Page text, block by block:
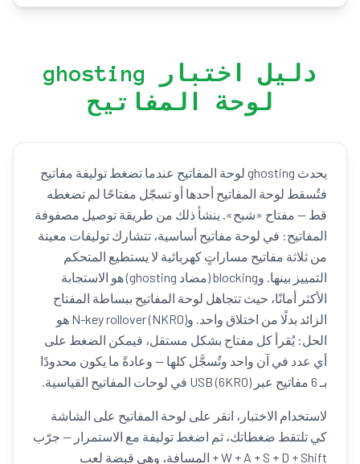
دليل اختبار ghosting
لوحة المفاتيح
يحدث ghosting لوحة المفاتيح عندما تضغط توليفة مفاتيح
فتُسقط لوحة المفاتيح أحدها أو تسجّل مفتاحًا لم تضغطه
قط — مفتاح «شبح». ينشأ ذلك من طريقة توصيل مصفوفة
المفاتيح: في لوحة مفاتيح أساسية، تتشارك توليفات معينة
من ثلاثة مفاتيح مساراتٍ كهربائية لا يستطيع المتحكم
التمييز بينها. وblocking (مضاد ghosting) هو الاستجابة
الأكثر أمانًا، حيث تتجاهل لوحة المفاتيح ببساطة المفتاح
الزائد بدلًا من اختلاق واحد. وN-key rollover (NKRO) هو
الحل: يُقرأ كل مفتاح بشكل مستقل، فيمكن الضغط على
أي عدد في آن واحد وتُسجَّل كلها — وعادةً ما يكون محدودًا
بـ 6 مفاتيح عبر USB (6KRO) في لوحات المفاتيح القياسية.
لاستخدام الاختبار، انقر على لوحة المفاتيح على الشاشة
كي تلتقط ضغطاتك، ثم اضغط توليفة مع الاستمرار — جرّب
W + A + S + D + Shift + المسافة، وهي قبضة لعب